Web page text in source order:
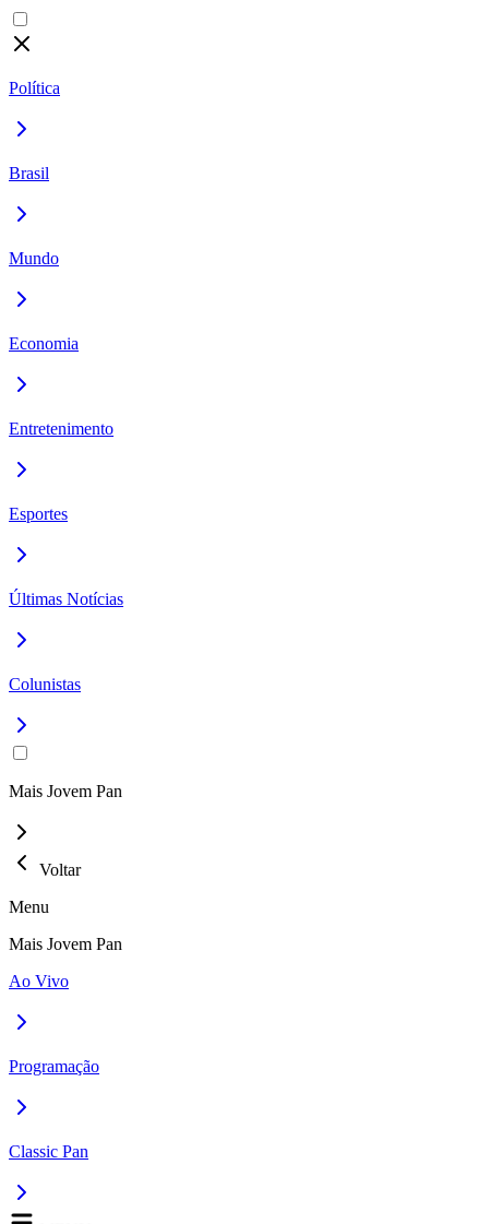
Política
Brasil
Mundo
Economia
Entretenimento
Esportes
Últimas Notícias
Colunistas
Mais Jovem Pan
Voltar
Menu
Mais Jovem Pan
Ao Vivo
Programação
Classic Pan